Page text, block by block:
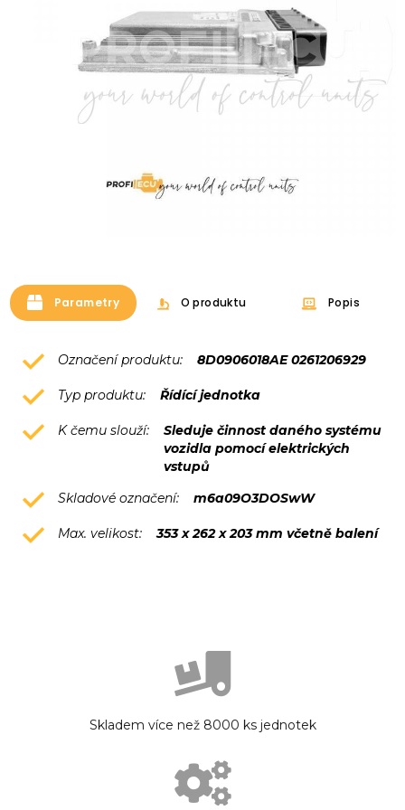
Parametry O produktu Popis
Označení produktu: 8D0906018AE 0261206929
Typ produktu: Řídící jednotka
K čemu slouží:
Sleduje činnost daného systému
vozidla pomocí elektrických
vstupů
Skladové označení:
m6a09O3DOSwW
Max. velikost: 353 x 262 x 203 mm včetně balení
Skladem více než 8000 ks jednotek